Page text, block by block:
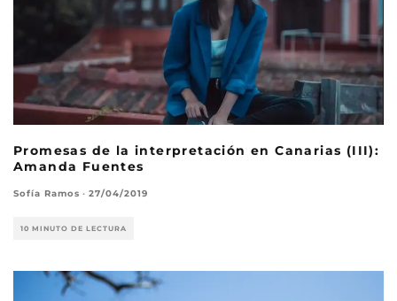
Promesas de la interpretación en Canarias (III):
Amanda Fuentes
Sofía Ramos · 27/04/2019
10 MINUTO DE LECTURA